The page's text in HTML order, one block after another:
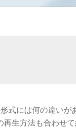
式には何の違い
生方法も合わせて